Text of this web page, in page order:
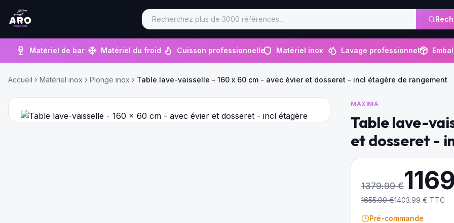
Matériel de bar Matériel du froid Cuisson professionnelle Matériel inox Lavage professionnel
Accueil Matériel inox Plonge inox Table lave-vaisselle - 160 x 60 cm - avec évier et dosseret - incl étagère de rangement
MAXIMA
Table lave-
et dosseret -
1379.99€
1655.99€1403.99 € TTC
Pré-commande